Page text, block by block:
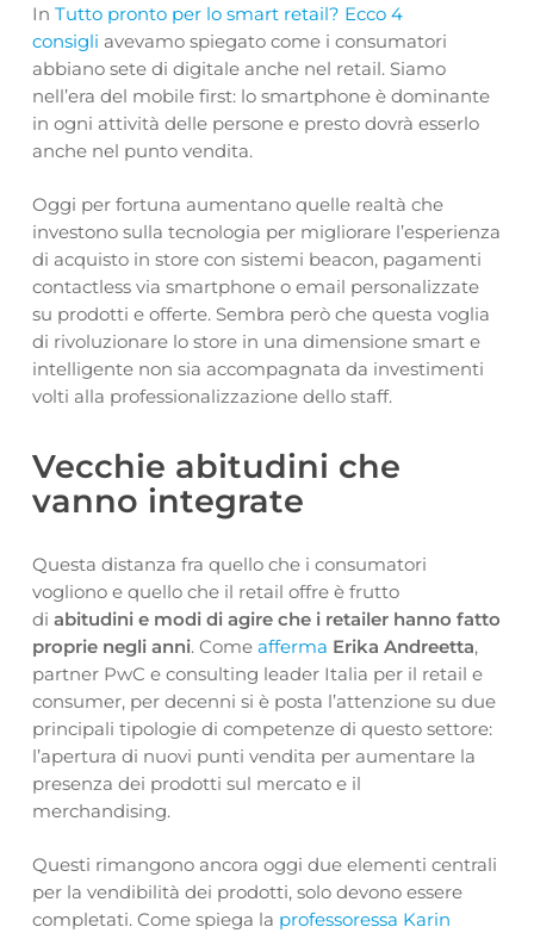
In Tutto pronto per lo smart retail? Ecco 4
consigli avevamo spiegato come i consumatori
abbiano sete di digitale anche nel retail. Siamo
nell’era del mobile first: lo smartphone è dominante
in ogni attività delle persone e presto dovrà esserlo
anche nel punto vendita.
Oggi per fortuna aumentano quelle realtà che
investono sulla tecnologia per migliorare l’esperienza
di acquisto in store con sistemi beacon, pagamenti
contactless via smartphone o email personalizzate
su prodotti e offerte. Sembra però che questa voglia
di rivoluzionare lo store in una dimensione smart e
intelligente non sia accompagnata da investimenti
volti alla professionalizzazione dello staff.
Vecchie abitudini che
vanno integrate
Questa distanza fra quello che i consumatori
vogliono e quello che il retail offre è frutto
di abitudini e modi di agire che i retailer hanno fatto
proprie negli anni. Come afferma Erika Andreetta,
partner PwC e consulting leader Italia per il retail e
consumer, per decenni si è posta l’attenzione su due
principali tipologie di competenze di questo settore:
l’apertura di nuovi punti vendita per aumentare la
presenza dei prodotti sul mercato e il
merchandising.
Questi rimangono ancora oggi due elementi centrali
per la vendibilità dei prodotti, solo devono essere
completati. Come spiega la professoressa Karin